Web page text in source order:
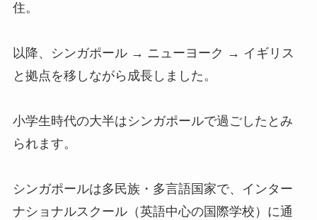
住。
以降、シンガポール → ニューヨーク → イギリス
と拠点を移しながら成長しました。
小学生時代の大半はシンガポールで過ごしたとみ
られます。
シンガポールは多民族・多言語国家で、インター
ナショナルスクール（英語中心の国際学校）に通